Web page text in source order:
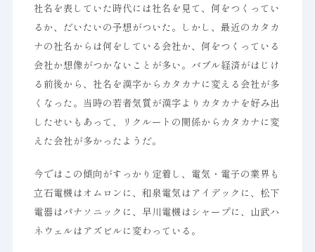
社名を表していた時代には社名を見て、何をつくってい
るか、だいたいの予想がついた。しかし、最近のカタカ
ナの社名からは何をしている会社か、何をつくっている
会社か想像がつかないことが多い。バブル経済がはじけ
る前後から、社名を漢字からカタカナに変える会社が多
くなった。当時の若者気質が漢字よりカタカナを好み出
したせいもあって、リクルートの関係からカタカナに変
えた会社が多かったようだ。
今ではこの傾向がすっかり定着し、電気・電子の業界も
立石電機はオムロンに、和泉電気はアイデックに、松下
電器はパナソニックに、早川電機はシャープに、山武ハ
ネウェルはアズビルに変わっている。